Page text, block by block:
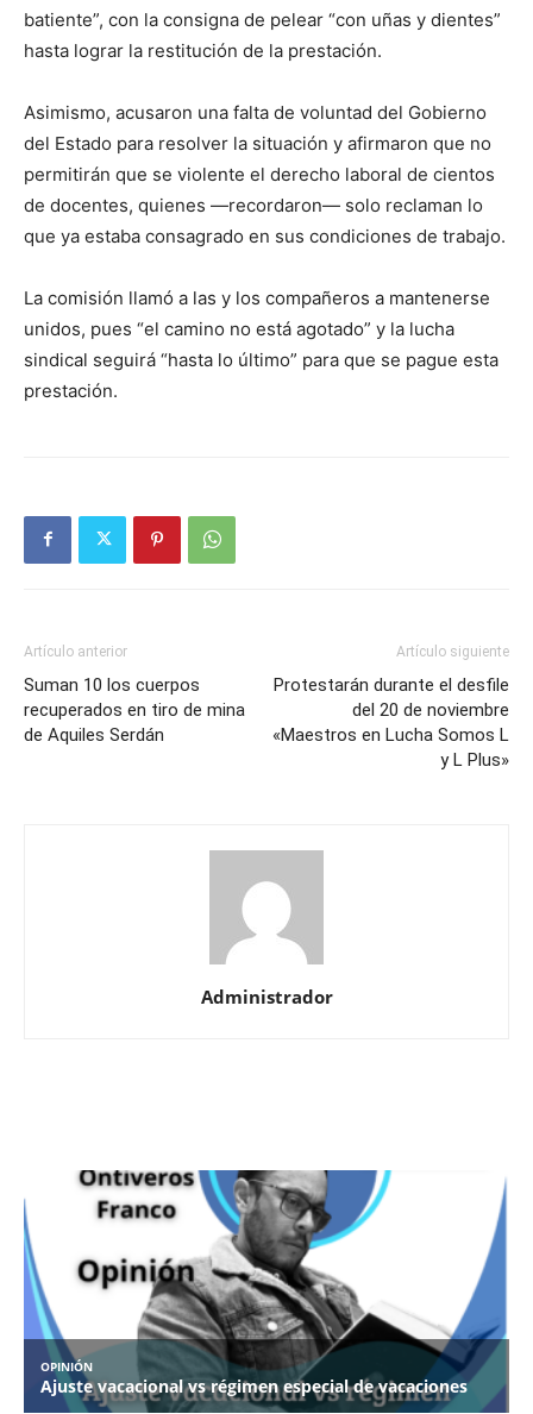
batiente”, con la consigna de pelear “con uñas y dientes”
hasta lograr la restitución de la prestación.
Asimismo, acusaron una falta de voluntad del Gobierno
del Estado para resolver la situación y afirmaron que no
permitirán que se violente el derecho laboral de cientos
de docentes, quienes —recordaron— solo reclaman lo
que ya estaba consagrado en sus condiciones de trabajo.
La comisión llamó a las y los compañeros a mantenerse
unidos, pues “el camino no está agotado” y la lucha
sindical seguirá “hasta lo último” para que se pague esta
prestación.
Artículo anterior
Suman 10 los cuerpos
recuperados en tiro de mina
de Aquiles Serdán
Artículo siguiente
Protestarán durante el desfile
del 20 de noviembre
«Maestros en Lucha Somos L
y L Plus»
Administrador